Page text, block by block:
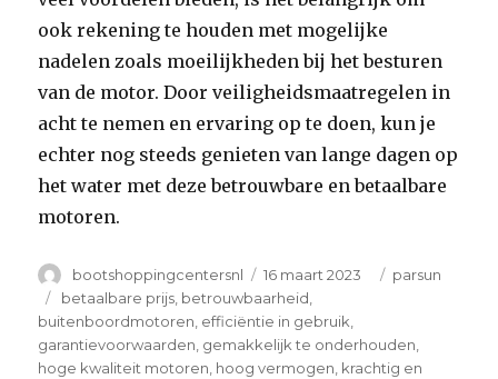
ook rekening te houden met mogelijke
nadelen zoals moeilijkheden bij het besturen
van de motor. Door veiligheidsmaatregelen in
acht te nemen en ervaring op te doen, kun je
echter nog steeds genieten van lange dagen op
het water met deze betrouwbare en betaalbare
motoren.
Author
bootshoppingcentersnl
Posted
on
16 maart 2023 Categories
parsun
Tags
betaalbare prijs betrouwbaarheid
buitenboordmotoren efficiëntie in gebruik
garantievoorwaarden gemakkelijk te onderhouden
hoge kwaliteit motoren hoog vermogen krachtig en